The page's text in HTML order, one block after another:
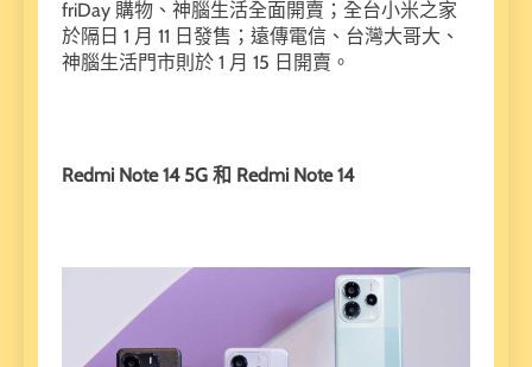
friDay 購物、神腦生活全面開賣；全台小米之家
於隔日 1 月 11 日發售；遠傳電信、台灣大哥大、
神腦生活門市則於 1 月 15 日開賣。
Redmi Note 14 5G 和 Redmi Note 14